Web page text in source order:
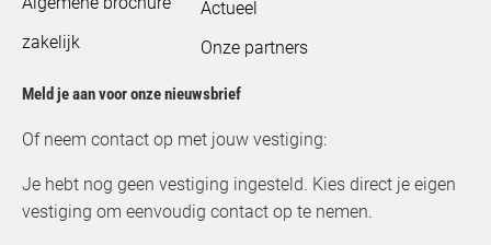
zakelijk
Actueel
Onze partners
Meld je aan voor onze nieuwsbrief
Of neem contact op met jouw vestiging:
Je hebt nog geen vestiging ingesteld. Kies direct je eigen
vestiging om eenvoudig contact op te nemen.